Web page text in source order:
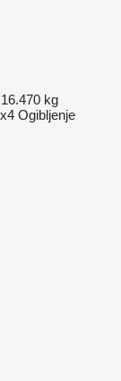
16.470 kg
Ogibljenje